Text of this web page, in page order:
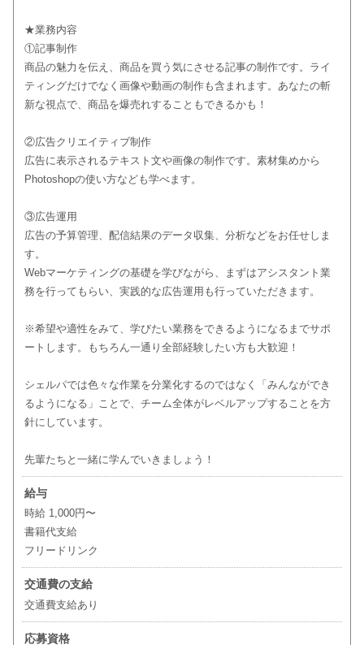
★業務内容
①記事制作
商品の魅力を伝え、商品を買う気にさせる記事の制作です。ライ
ティングだけでなく画像や動画の制作も含まれます。あなたの斬
新な視点で、商品を爆売れすることもできるかも！
②広告クリエイティブ制作
広告に表示されるテキスト文や画像の制作です。素材集めから
Photoshopの使い方なども学べます。
③広告運用
広告の予算管理、配信結果のデータ収集、分析などをお任せしま
す。
Webマーケティングの基礎を学びながら、まずはアシスタント業
務を行ってもらい、実践的な広告運用も行っていただきます。
※希望や適性をみて、学びたい業務をできるようになるまでサポ
ートします。もちろん一通り全部経験したい方も大歓迎！
シェルパでは色々な作業を分業化するのではなく「みんなができ
るようになる」ことで、チーム全体がレベルアップすることを方
針にしています。
先輩たちと一緒に学んでいきましょう！
給与
時給 1,000円〜
書籍代支給
フリードリンク
交通費の支給
交通費支給あり
応募資格